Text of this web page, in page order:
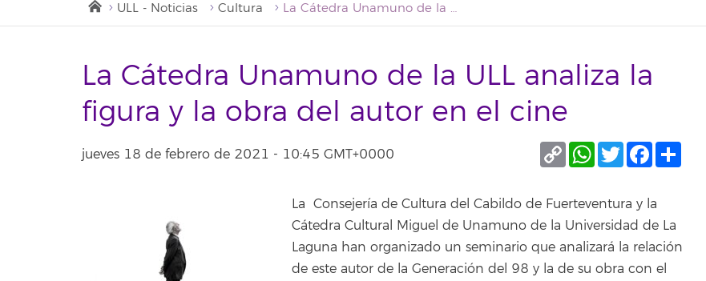
ULL - Noticias Cultura La Cátedra Unamuno de la ULL analiza la figura y la obra del autor en el cine
La Cátedra Unamuno de la ULL analiza la
figura y la obra del autor en el cine
jueves 18 de febrero de 2021 - 10:45 GMT+0000 Facebook
Twitter
WhatsApp
Copy
Link
La Consejería de Cultura del Cabildo de Fuerteventura y la
Cátedra Cultural Miguel de Unamuno de la Universidad de La
Laguna han organizado un seminario que analizará la relación
de este autor de la Generación del 98 y la de su obra con el